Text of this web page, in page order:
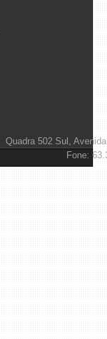
Quadra 502 Sul,
Fone: